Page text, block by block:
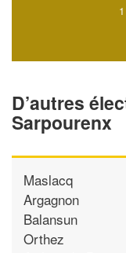
D’autres
Sarpourenx
Maslacq
Argagnon
Balansun
Orthez